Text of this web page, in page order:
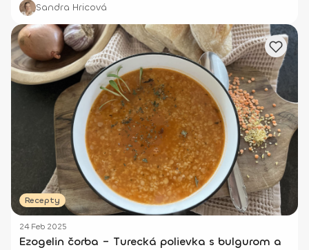
Sandra Hricová
Recepty
24 Feb 2025
Ezogelin čorba – Turecká polievka s bulgurom a